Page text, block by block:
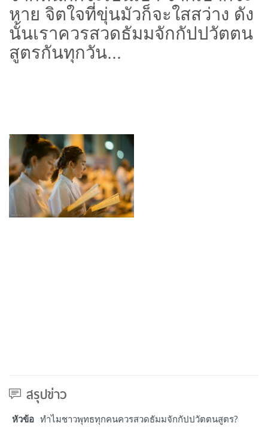
หาย จิตใจที่ขุ่นมัวก็จะใสสว่าง ดัง
นั้นเราควรสวดธัมมจักกัปปวัตตน
สูตรกันทุกวัน...
สรุปข่าว
หัวข้อ ทำไมชาวพุทธทุกคนควรสวดธัมมจักกัปปวัตตนสูตร?